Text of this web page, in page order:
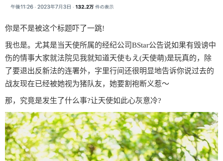
你是不是被这个标题吓了一跳!
我也是。尤其是当天使所属的经纪公司BStar公告说如果有毁谤中
伤的情事大家就法院见我就知道天使もえ(天使萌)是玩真的，除
了要退出反新法的连署外，字里行间还很明显地告诉你说过去的
战友现在已经被她视为猪队友，她要割袍断义惹〜
那，究竟是发生了什么事?让天使如此心灰意冷?